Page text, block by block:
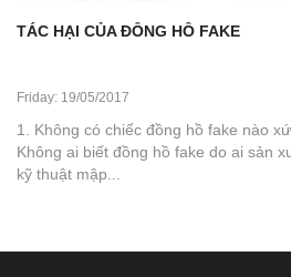
TÁC HẠI CỦA ĐỒNG HỒ FAKE
Friday: 19/05/2017
1. Không có chiếc đồng hồ fake nào
Không ai biết đồng hồ fake do ai sản
kỹ thuật mập...